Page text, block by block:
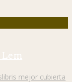
Lem
mejor cubierta